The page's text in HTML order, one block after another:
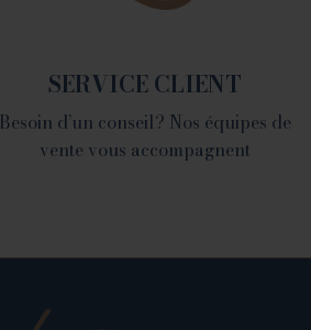
SERVICE CLIENT
Besoin d’un conseil? Nos équipes de
vente vous accompagnent